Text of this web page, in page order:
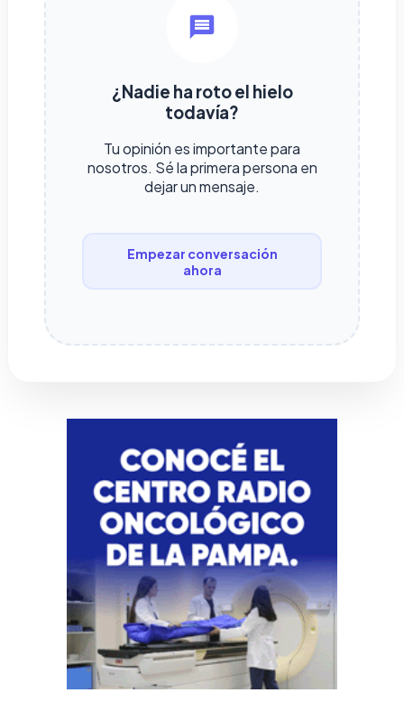
¿Nadie ha roto el hielo
todavía?
Tu opinión es importante para
nosotros. Sé la primera persona en
dejar un mensaje.
Empezar conversación
ahora